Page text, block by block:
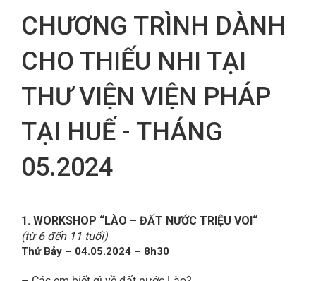
CHƯƠNG TRÌNH DÀNH
CHO THIẾU NHI TẠI
THƯ VIỆN VIỆN PHÁP
TẠI HUẾ - THÁNG
05.2024
1. WORKSHOP “LÀO – ĐẤT NƯỚC TRIỆU VOI “
(từ 6 đến 11 tuổi)
Thứ Bảy – 04.05.2024 – 8h30